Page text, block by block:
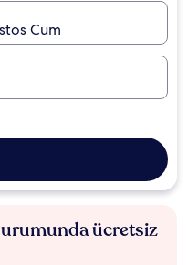
Cum
ücretsiz